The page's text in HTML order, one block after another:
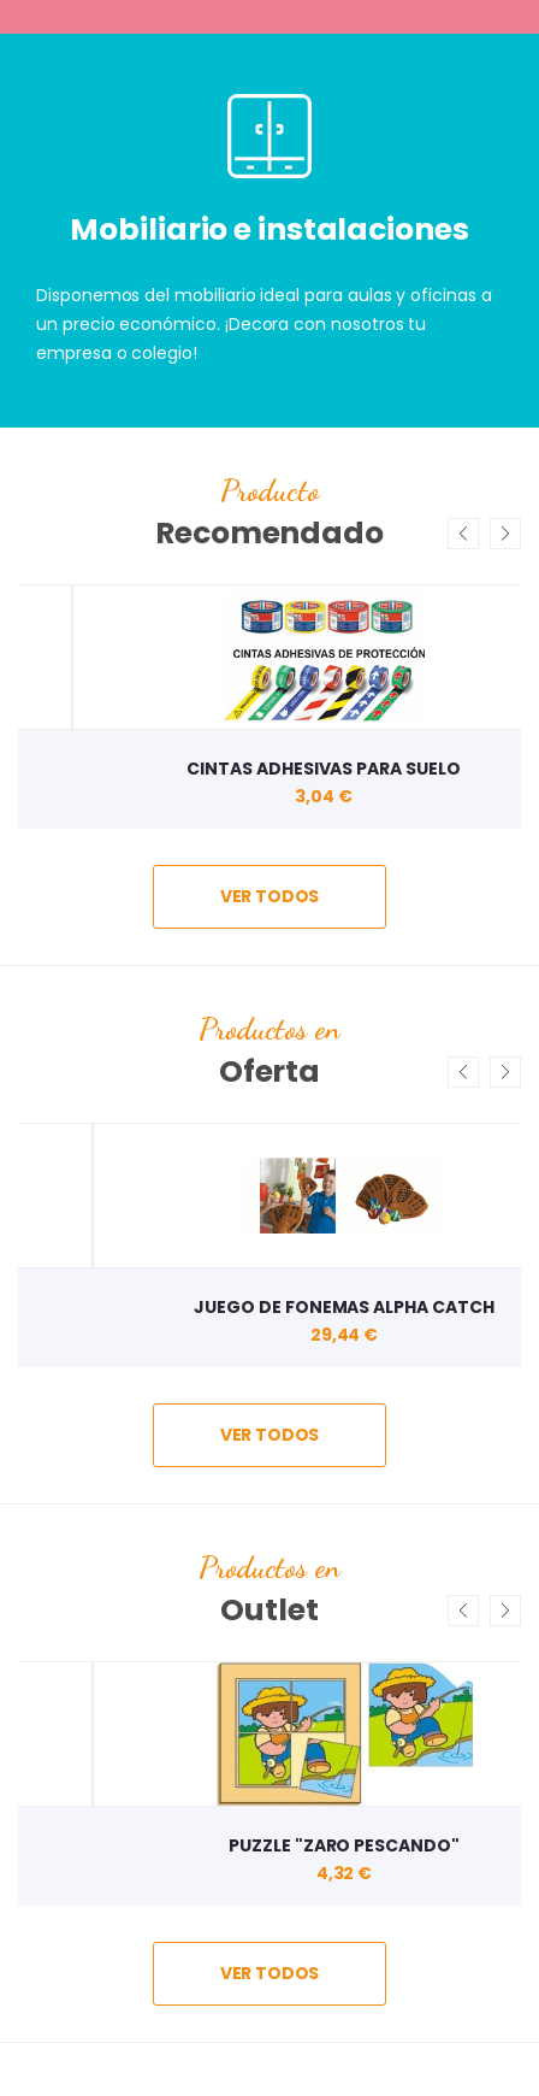
Mobiliario e instalaciones
Disponemos del mobiliario ideal para aulas y oficinas a
un precio económico. ¡Decora con nosotros tu
empresa o colegio!
Producto
Recomendado
CINTAS ADHESIVAS PARA SUELO
3,04 €
VER TODOS
Productos en
Oferta
JUEGO DE FONEMAS ALPHA CATCH
VER TODOS
Productos en
Outlet
PUZZLE "ZARO PESCANDO"
VER TODOS